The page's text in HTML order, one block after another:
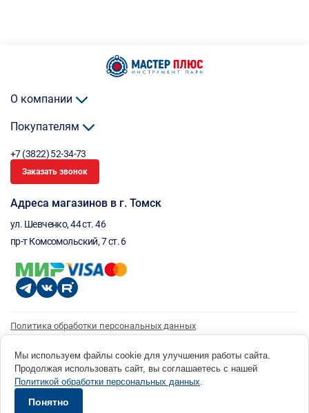
О компании
Покупателям
+7 (3822) 52-34-73
Заказать звонок
Адреса магазинов в г. Томск
ул. Шевченко, 44 ст. 46
пр-т Комсомольский, 7 ст. 6
Политика обработки персональных данных
Согласие на получение рассылки
© 1996 - 2026 инструмент парк «Мастер Плюс» Россия, г. Томск, ул. Шевченко, 44 ст. 46, (3822) 52-34-
73 okp@masterplus.tomsk.ru ИП Брусницын Д.Н. ИНН 701700002741
Мы используем файлы cookie для улучшения работы сайта.
Продолжая использовать сайт, вы соглашаетесь с нашей
Политикой обработки персональных данных.
Понятно